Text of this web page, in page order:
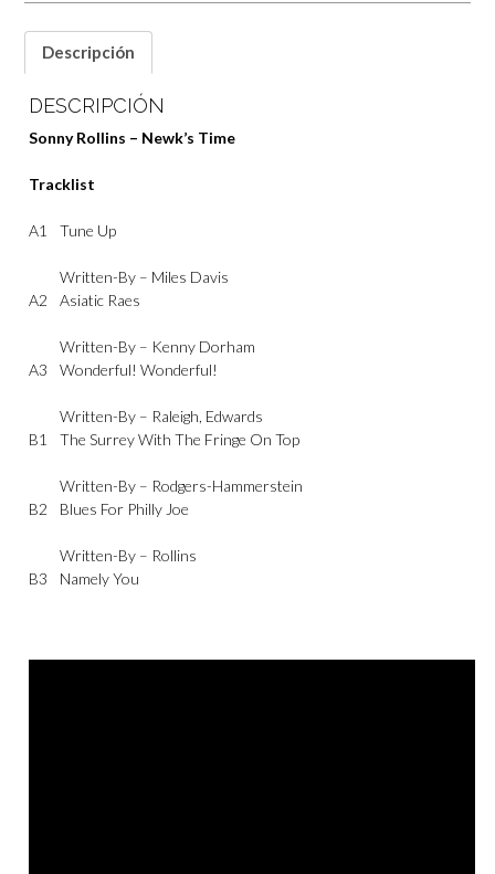
Descripción
DESCRIPCIÓN
Sonny Rollins – Newk’s Time
Tracklist
A1 Tune Up
Written-By – Miles Davis
A2
Asiatic Raes
Written-By – Kenny Dorham
A3
Wonderful! Wonderful!
Written-By – Raleigh, Edwards
B1
The Surrey With The Fringe On Top
Written-By – Rodgers-Hammerstein
B2
Blues For Philly Joe
Written-By – Rollins
B3
Namely You